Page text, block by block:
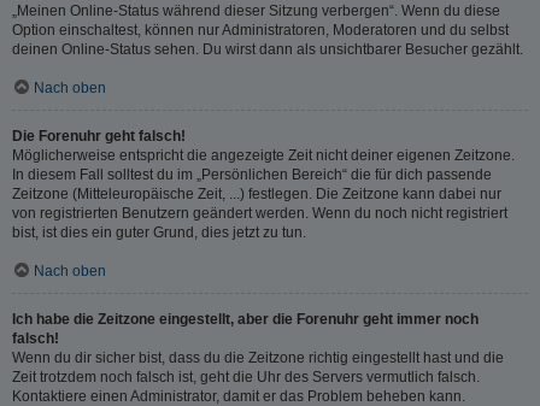
„Meinen Online-Status während dieser Sitzung verbergen“. Wenn du diese
Option einschaltest, können nur Administratoren, Moderatoren und du selbst
deinen Online-Status sehen. Du wirst dann als unsichtbarer Besucher gezählt.
Nach oben
Die Forenuhr geht falsch!
Möglicherweise entspricht die angezeigte Zeit nicht deiner eigenen Zeitzone.
In diesem Fall solltest du im „Persönlichen Bereich“ die für dich passende
Zeitzone (Mitteleuropäische Zeit, ...) festlegen. Die Zeitzone kann dabei nur
von registrierten Benutzern geändert werden. Wenn du noch nicht registriert
bist, ist dies ein guter Grund, dies jetzt zu tun.
Nach oben
Ich habe die Zeitzone eingestellt, aber die Forenuhr geht immer noch
falsch!
Wenn du dir sicher bist, dass du die Zeitzone richtig eingestellt hast und die
Zeit trotzdem noch falsch ist, geht die Uhr des Servers vermutlich falsch.
Kontaktiere einen Administrator, damit er das Problem beheben kann.